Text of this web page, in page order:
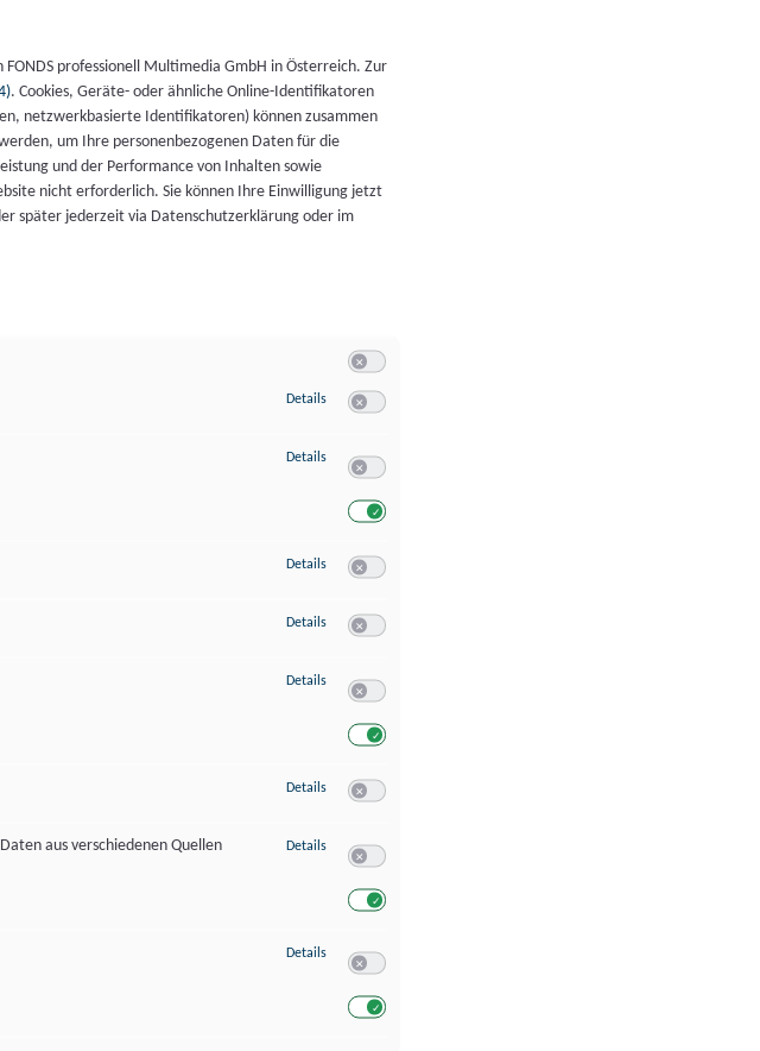
professionell Multimedia GmbH in Österreich. Zur
. Cookies, Geräte- oder ähnliche Online-Identifikatoren
netzwerkbasierte Identifikatoren) können zusammen
um Ihre personenbezogenen Daten für die
und der Performance von Inhalten sowie
nicht erforderlich. Sie können Ihre Einwilligung jetzt
später jederzeit via Datenschutzerklärung oder im
Details zu Speichern von oder Zugriff auf Informationen auf einem Endgerät
Details zu Verwendung reduzierter Daten zur Auswahl von Werbeanzeigen
Details zu Erstellung von Profilen für personalisierte Werbung
Details zu Verwendung von Profilen zur Auswahl personalisierter Werbung
Details zu Messung der Werbeleistung
Details zu Messung der Performance von Inhalten
aus verschiedenen Quellen
Details zu Analyse von Zielgruppen durch Statistiken oder Kombinationen von
Details zu Entwicklung und Verbesserung der Angebote